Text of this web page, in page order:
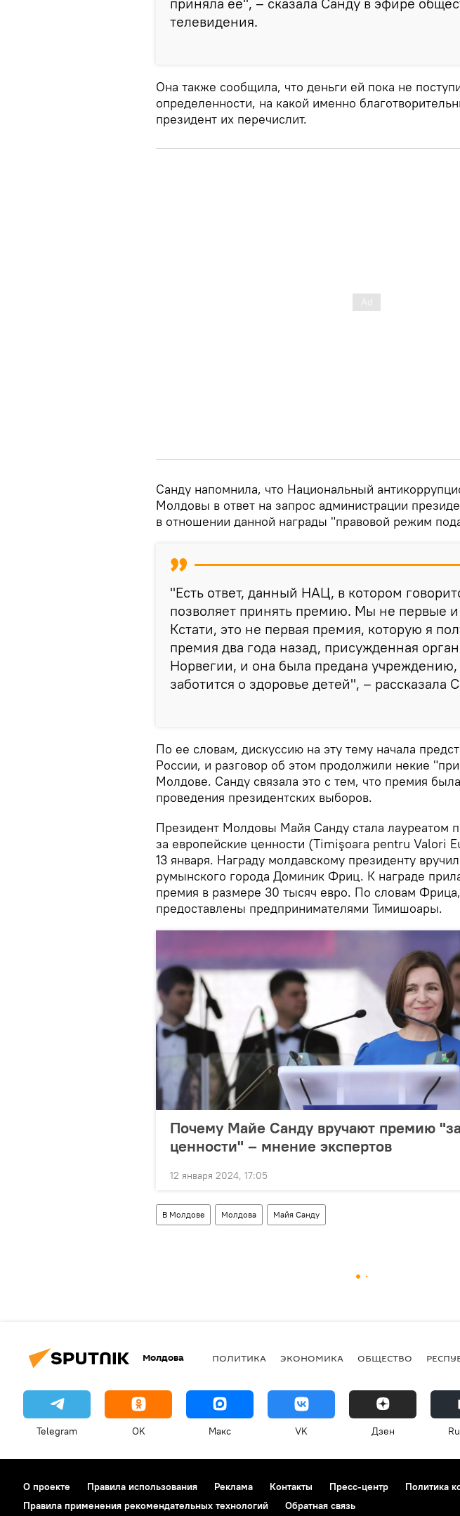
телевидения.
Она также сообщила, что деньги ей пока не
определенности, на какой именно
президент их перечислит.
Санду напомнила, что Национальный
Молдовы в ответ на запрос администрации
в отношении данной награды "правовой режим
"Есть ответ, данный НАЦ, в котором
позволяет принять премию. Мы не первые
Кстати, это не первая премия, которую я
премия два года назад, присужденная
Норвегии, и она была предана учреждению,
заботится о здоровье детей", – рассказала
По ее словам, дискуссию на эту тему начала
России, и разговор об этом продолжили некие
Молдове. Санду связала это с тем, что премия
проведения президентских выборов.
Президент Молдовы Майя Санду стала лауреатом
за европейские ценности (Timişoara pentru Valori
13 января. Награду молдавскому президенту
румынского города Доминик Фриц. К награде
премия в размере 30 тысяч евро. По словам
предоставлены предпринимателями Тимишоары.
Почему Майе Санду вручают премию
ценности" – мнение экспертов
12 января 2024, 17:05
В Молдове Молдова Майя Санду
Молдова ПОЛИТИКА ЭКОНОМИКА ОБЩЕСТВО
Telegram OK Макс VK Дзен
О проекте Правила использования Реклама Контакты Пресс-центр Политика
Правила применения рекомендательных технологий
Обратная связь